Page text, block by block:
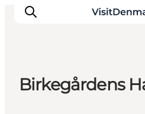
Birkegårdens